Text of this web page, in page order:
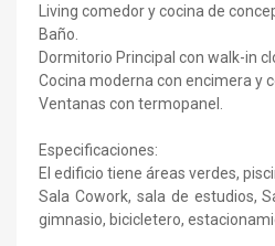
Living comedor y cocina de
Baño.
Dormitorio Principal con walk-in
Cocina moderna con encimera y
Ventanas con termopanel.
Especificaciones:
El edificio tiene áreas verdes,
Sala Cowork, sala de estudios,
gimnasio, bicicletero,